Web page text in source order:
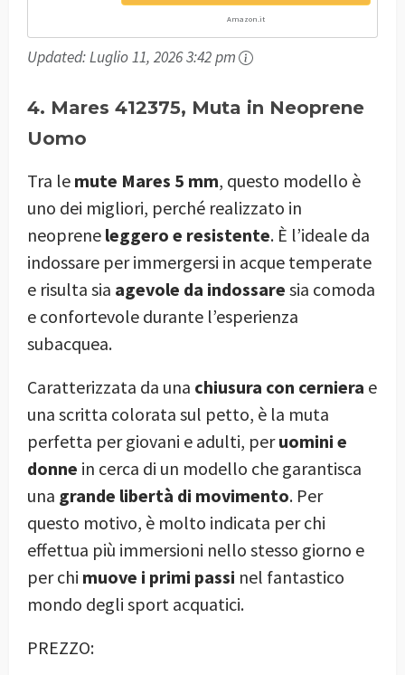
Amazon.it
Updated:Luglio 11, 2026 3:42 pm
4. Mares 412375, Muta in Neoprene
Uomo
Tra le mute Mares 5 mm, questo modello è
uno dei migliori, perché realizzato in
neoprene leggero e resistente. È l’ideale da
indossare per immergersi in acque temperate
e risulta sia agevole da indossare sia comoda
e confortevole durante l’esperienza
subacquea.
Caratterizzata da una chiusura con cerniera e
una scritta colorata sul petto, è la muta
perfetta per giovani e adulti, peruomini e
donne in cerca di un modello che garantisca
una grande libertà di movimento. Per
questo motivo, è molto indicata per chi
effettua più immersioni nello stesso giorno e
per chi muove i primi passi nel fantastico
mondo degli sport acquatici.
PREZZO: